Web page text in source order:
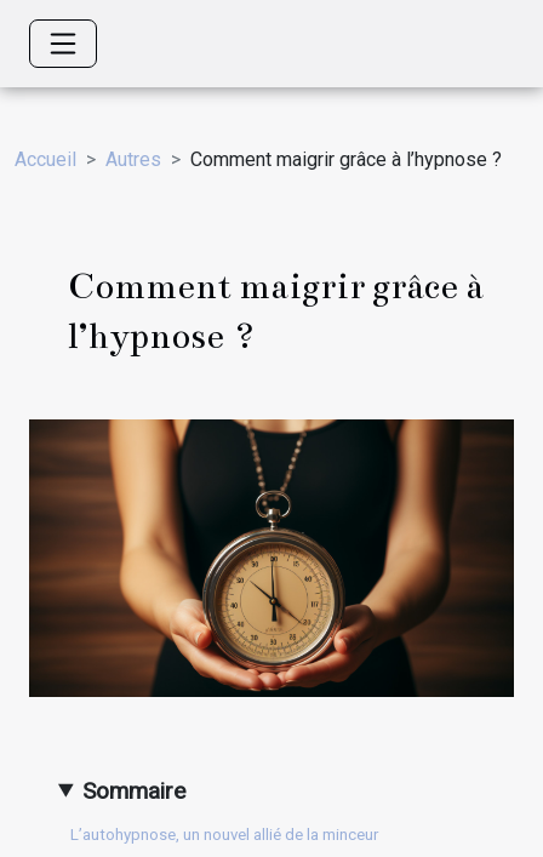
Accueil Autres Comment maigrir grâce à l’hypnose ?
Comment maigrir grâce à
l’hypnose ?
Sommaire
L’autohypnose, un nouvel allié de la minceur